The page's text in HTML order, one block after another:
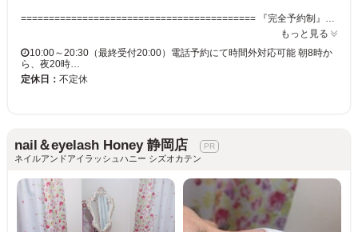
========================================== 『完全予約制』『個室』のマツエクサロン「Honey」 ========================================== 静岡で予約したい！って言って下さいね(^O^) ★朝8時からのご予約で全メニュー定価から20%オフまたは、マツエク120本まで4400円。ジェルネイルワンカラー2160円 要電話予約にて 静岡市葵区日出町7-1 202 駅から徒歩9分 朝8時から22時まで。時間外対応可能 ★マツエク付け放題、ネイルと割引があります 低料金にて綺麗になりたい方におすすめです♪ 長さやカール、デザインなどあなたに合うマツエクをご提案させていただきます。 ★ネイルメニューも充実★ JNA本部認定講師在籍サロンなので、安心してご利用いただけます。 爪へのコンプレックス・お悩み・お手入れ・そしてお洒落やブライダル・成人式ネイルなど…ネイルのことなら何でもご相談下さい。 スカルプチュア対応してます
もっと見る
10:00～20:30（最終受付20:00）電話予約にて時間外対応可能 朝8時か
ら、夜20時…
定休日： 不定休
nail＆eyelash Honey 静岡店
ネイルアンドアイラッシュハニー シズオカテン